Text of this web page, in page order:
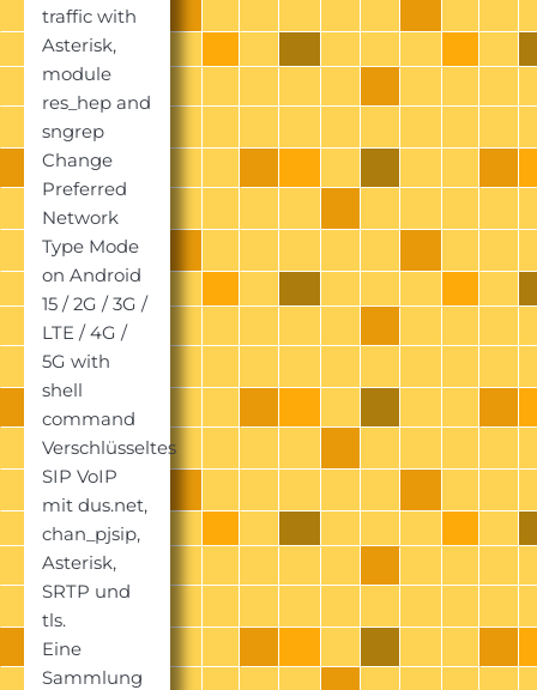
traffic with
Asterisk,
module
res_hep and
sngrep
Change
Preferred
Network
Type Mode
on Android
15 / 2G / 3G /
LTE / 4G /
5G with
shell
command
Verschlüsseltes
SIP VoIP
mit dus.net,
chan_pjsip,
Asterisk,
SRTP und
tls.
Eine
Sammlung